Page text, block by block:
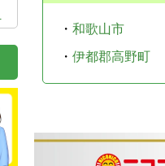
・ 和歌山市
・ 伊都郡高野町